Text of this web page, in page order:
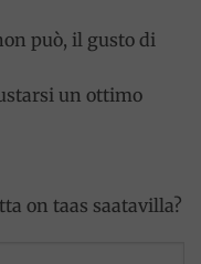
può, il gusto di
un ottimo
on taas saatavilla?